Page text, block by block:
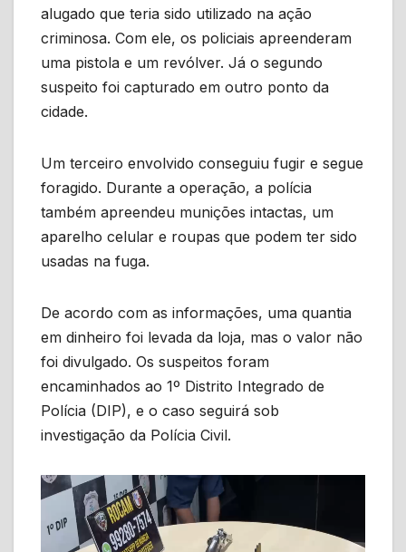
alugado que teria sido utilizado na ação
criminosa. Com ele, os policiais apreenderam
uma pistola e um revólver. Já o segundo
suspeito foi capturado em outro ponto da
cidade.
Um terceiro envolvido conseguiu fugir e segue
foragido. Durante a operação, a polícia
também apreendeu munições intactas, um
aparelho celular e roupas que podem ter sido
usadas na fuga.
De acordo com as informações, uma quantia
em dinheiro foi levada da loja, mas o valor não
foi divulgado. Os suspeitos foram
encaminhados ao 1º Distrito Integrado de
Polícia (DIP), e o caso seguirá sob
investigação da Polícia Civil.